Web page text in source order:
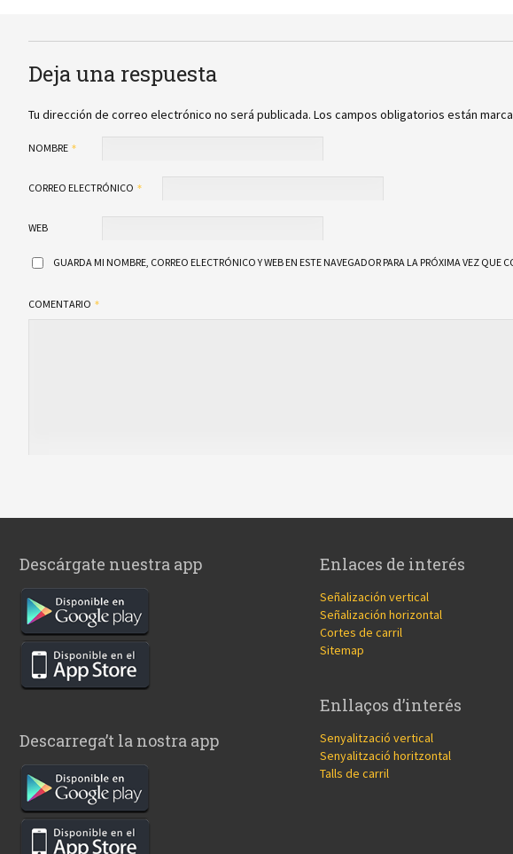
Deja una respuesta
Tu dirección de correo electrónico no será publicada. Los campos obligatorios están
NOMBRE
CORREO ELECTRÓNICO
WEB
GUARDA MI NOMBRE, CORREO ELECTRÓNICO Y WEB EN ESTE NAVEGADOR PARA LA PRÓXIMA VEZ QUE
COMENTARIO
Descárgate nuestra app
Descarrega’t la nostra app
Enlaces de interés
Señalización vertical
Señalización horizontal
Cortes de carril
Sitemap
Enllaços d’interés
Senyalització vertical
Senyalització horitzontal
Talls de carril